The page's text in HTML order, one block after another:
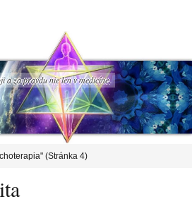
a za pravdu nie len v medicíne.
(Stránka 4)